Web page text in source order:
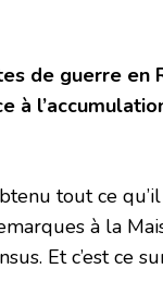
de guerre
à
tout ce
à la
Et c’est ce